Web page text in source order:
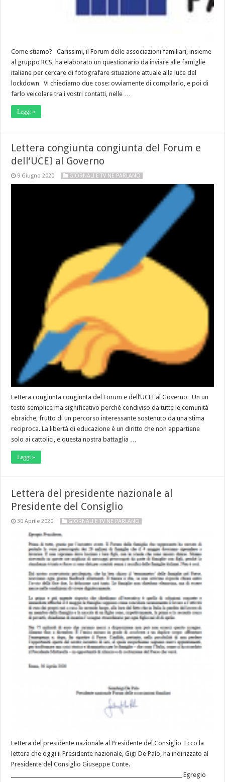
Come stiamo? Carissimi, il Forum delle associazioni familiari, insieme
al gruppo RCS, ha elaborato un questionario da inviare alle famiglie
italiane per cercare di fotografare situazione attuale alla luce del
lockdown Vi chiediamo due cose: ovviamente di compilarlo, e poi di
farlo veicolare tra i vostri contatti, nelle …
Leggi »
Lettera congiunta congiunta del Forum e
dell’UCEI al Governo
9 Giugno 2020 GIORNALI E TV NE PARLANO
Lettera congiunta congiunta del Forum e dell’UCEI al Governo Un un
testo semplice ma significativo perché condiviso da tutte le comunità
ebraiche, frutto di un percorso interessante sostenuto da una stima
reciproca. La libertà di educazione è un diritto che non appartiene
solo ai cattolici, e questa nostra battaglia …
Leggi »
Lettera del presidente nazionale al
Presidente del Consiglio
30 Aprile 2020 GIORNALI E TV NE PARLANO
Lettera del presidente nazionale al Presidente del Consiglio Ecco la
lettera che oggi il Presidente nazionale, Gigi De Palo, ha indirizzato al
Presidente del Consiglio Giuseppe Conte.
____________________________________________________________________ Egregio